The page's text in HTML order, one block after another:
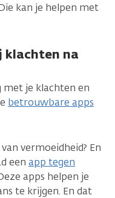
kan je helpen met
klachten na
met je klachten en
betrouwbare apps
vermoeidheid? En
een app tegen
apps helpen je
te krijgen. En dat